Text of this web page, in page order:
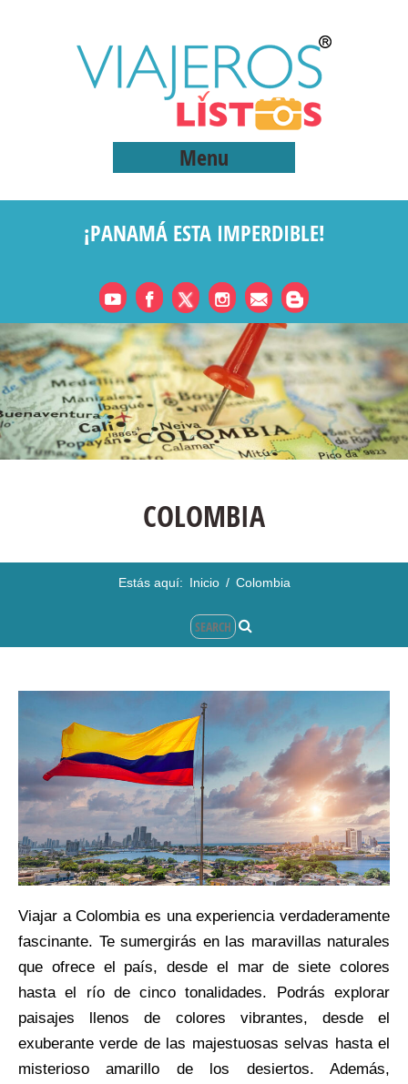
Menu
¡PANAMÁ ESTA IMPERDIBLE!
COLOMBIA
Estás aquí: Inicio / Colombia
Viajar a Colombia es una experiencia verdaderamente
fascinante. Te sumergirás en las maravillas naturales
que ofrece el país, desde el mar de siete colores
hasta el río de cinco tonalidades. Podrás explorar
paisajes llenos de colores vibrantes, desde el
exuberante verde de las majestuosas selvas hasta el
misterioso amarillo de los desiertos. Además,